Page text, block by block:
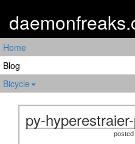
Home
Blog
Bicycle
py-
posted